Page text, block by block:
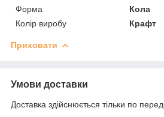
Форма
Кола
Колір виробу
Крафт
Приховати
Умови доставки
Доставка здійснюється тільки по